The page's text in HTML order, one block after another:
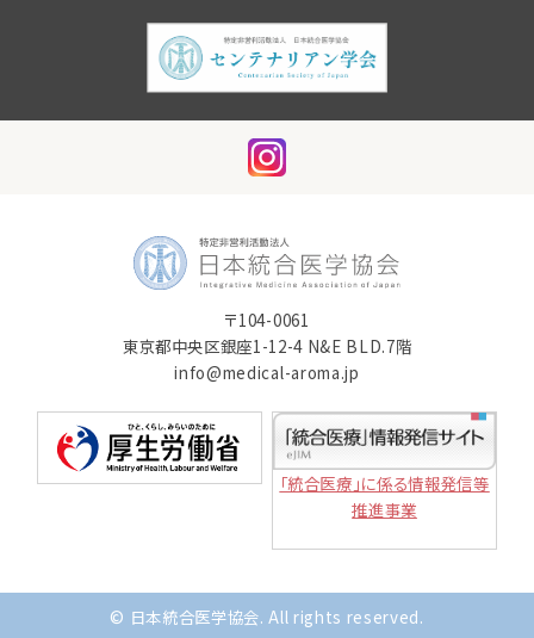
〒104-0061
東京都中央区銀座1-12-4 N&E BLD.7階
info@medical-aroma.jp
「統合医療」に係る情報発信等
推進事業
© 日本統合医学協会. All rights reserved.